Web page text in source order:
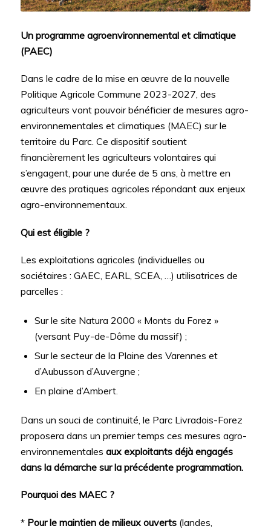
Un programme agroenvironnemental et climatique
(PAEC)
Dans le cadre de la mise en œuvre de la nouvelle
Politique Agricole Commune 2023-2027, des
agriculteurs vont pouvoir bénéficier de mesures agro-
environnementales et climatiques (MAEC) sur le
territoire du Parc. Ce dispositif soutient
financièrement les agriculteurs volontaires qui
s’engagent, pour une durée de 5 ans, à mettre en
œuvre des pratiques agricoles répondant aux enjeux
agro-environnementaux.
Qui est éligible ?
Les exploitations agricoles (individuelles ou
sociétaires : GAEC, EARL, SCEA, …) utilisatrices de
parcelles :
Sur le site Natura 2000 « Monts du Forez »
(versant Puy-de-Dôme du massif) ;
Sur le secteur de la Plaine des Varennes et
d’Aubusson d’Auvergne ;
En plaine d’Ambert.
Dans un souci de continuité, le Parc Livradois-Forez
proposera dans un premier temps ces mesures agro-
environnementales aux exploitants déjà engagés
dans la démarche sur la précédente programmation.
Pourquoi des MAEC ?
* Pour le maintien de milieux ouverts (landes,